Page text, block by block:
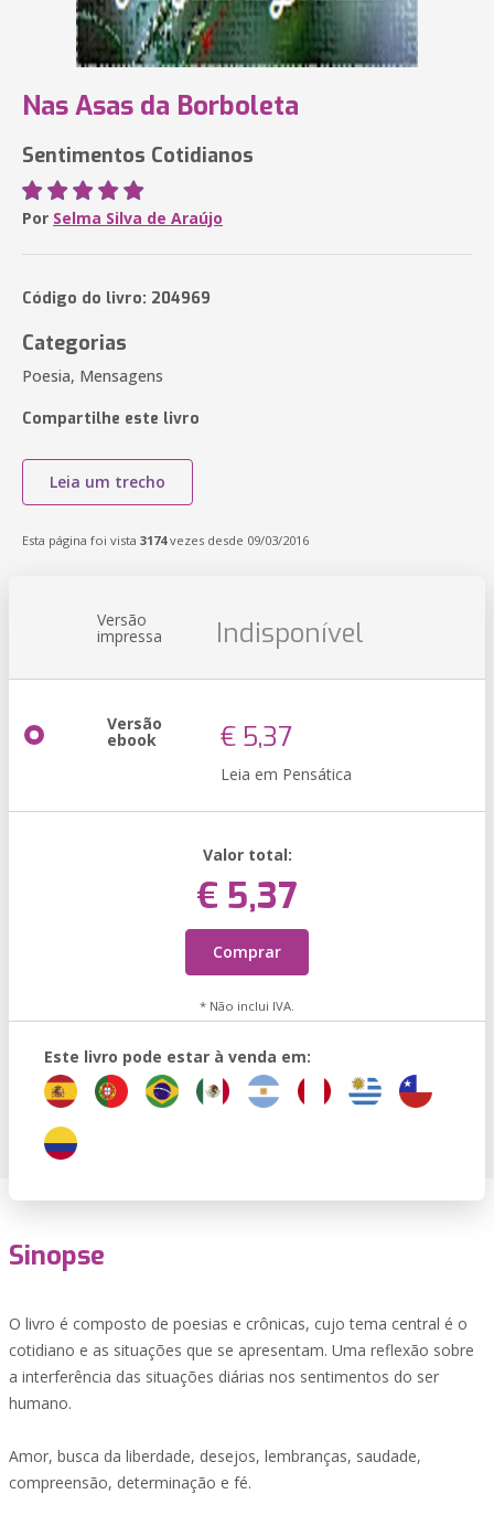
Nas Asas da Borboleta
Sentimentos Cotidianos
Por Selma Silva de Araújo
Código do livro: 204969
Categorias
Poesia, Mensagens
Compartilhe este livro
Leia um trecho
Esta página foi vista 3174vezes desde 09/03/2016
Versão
impressa Indisponível
Versão
ebook € 5,37
Leia em Pensática
Valor total:
€ 5,37
Comprar
* Não inclui IVA.
Este livro pode estar à venda em:
Sinopse
O livro é composto de poesias e crônicas, cujo tema central é o
cotidiano e as situações que se apresentam. Uma reflexão sobre
a interferência das situações diárias nos sentimentos do ser
humano.
Amor, busca da liberdade, desejos, lembranças, saudade,
compreensão, determinação e fé.